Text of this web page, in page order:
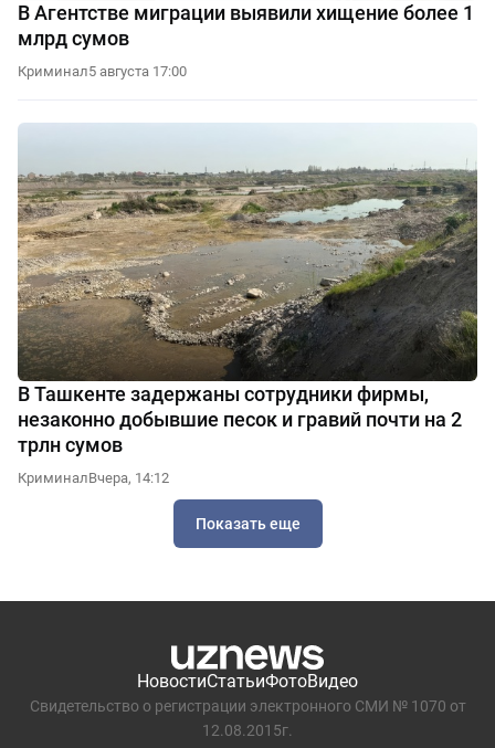
В Агентстве миграции выявили хищение более 1
млрд сумов
Криминал5 августа 17:00
В Ташкенте задержаны сотрудники фирмы,
незаконно добывшие песок и гравий почти на 2
трлн сумов
КриминалВчера, 14:12
Показать еще
НовостиСтатьиФотоВидео
Свидетельство о регистрации электронного СМИ № 1070 от
12.08.2015г.